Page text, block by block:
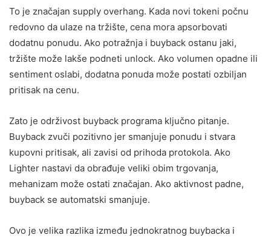
To je značajan supply overhang. Kada novi tokeni počnu
redovno da ulaze na tržište, cena mora apsorbovati
dodatnu ponudu. Ako potražnja i buyback ostanu jaki,
tržište može lakše podneti unlock. Ako volumen opadne ili
sentiment oslabi, dodatna ponuda može postati ozbiljan
pritisak na cenu.
Zato je održivost buyback programa ključno pitanje.
Buyback zvuči pozitivno jer smanjuje ponudu i stvara
kupovni pritisak, ali zavisi od prihoda protokola. Ako
Lighter nastavi da obrađuje veliki obim trgovanja,
mehanizam može ostati značajan. Ako aktivnost padne,
buyback se automatski smanjuje.
Ovo je velika razlika između jednokratnog buybacka i